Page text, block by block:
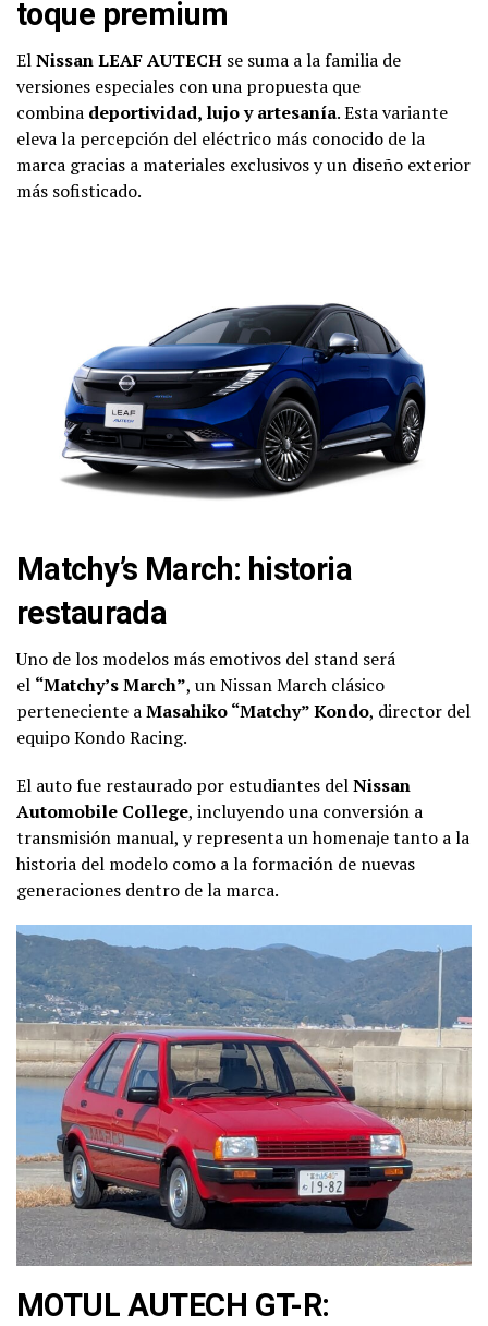
toque premium
ElNissan LEAF AUTECH se suma a la familia de
versiones especiales con una propuesta que
combina deportividad, lujo y artesanía. Esta variante
eleva la percepción del eléctrico más conocido de la
marca gracias a materiales exclusivos y un diseño exterior
más sofisticado.
Matchy’s March: historia
restaurada
Uno de los modelos más emotivos del stand será
el “Matchy’s March”, un Nissan March clásico
perteneciente aMasahiko “Matchy” Kondo, director del
equipo Kondo Racing.
El auto fue restaurado por estudiantes delNissan
Automobile College, incluyendo una conversión a
transmisión manual, y representa un homenaje tanto a la
historia del modelo como a la formación de nuevas
generaciones dentro de la marca.
MOTUL AUTECH GT-R: